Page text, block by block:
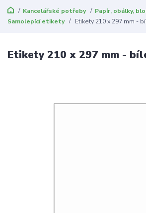
Kancelářské potřeby Papír, obálky,
Samolepící etikety
Etikety 210 x 297 mm -
Etikety 210 x 297 mm -